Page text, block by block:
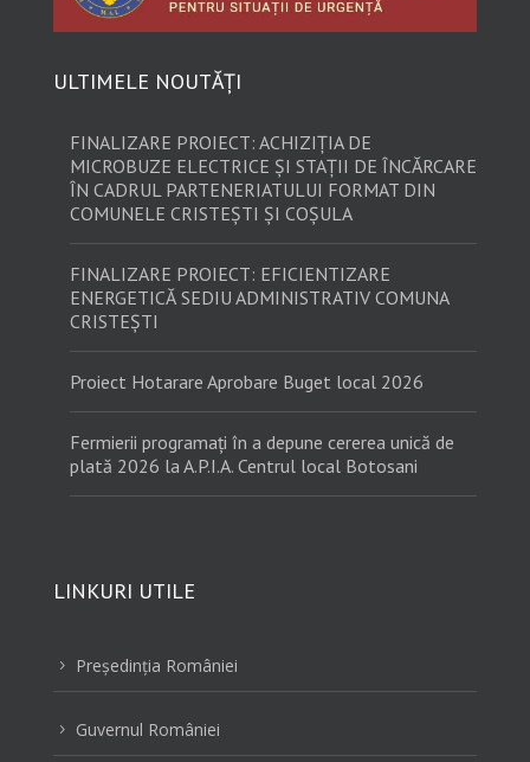
ULTIMELE NOUTĂȚI
FINALIZARE PROIECT: ACHIZIȚIA DE
MICROBUZE ELECTRICE ȘI STAȚII DE ÎNCĂRCARE
ÎN CADRUL PARTENERIATULUI FORMAT DIN
COMUNELE CRISTEȘTI ȘI COȘULA
FINALIZARE PROIECT: EFICIENTIZARE
ENERGETICĂ SEDIU ADMINISTRATIV COMUNA
CRISTEȘTI
Proiect Hotarare Aprobare Buget local 2026
Fermierii programați în a depune cererea unică de
plată 2026 la A.P.I.A. Centrul local Botosani
LINKURI UTILE
5 Preşedinţia României
5 Guvernul României